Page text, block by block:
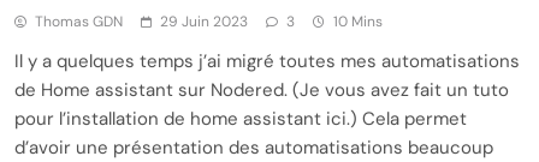
Thomas GDN 29 Juin 2023 3 10 Mins
Il y a quelques temps j’ai migré toutes mes automatisations
de Home assistant sur Nodered. (Je vous avez fait un tuto
pour l’installation de home assistant ici.) Cela permet
d’avoir une présentation des automatisations beaucoup